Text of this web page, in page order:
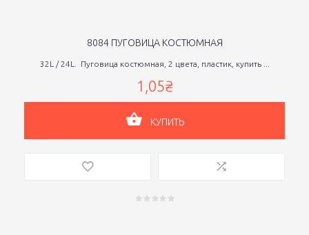
8084 ПУГОВИЦА КОСТЮМНАЯ
32L / 24L. Пуговица костюмная, 2 цвета, пластик, купить ...
1,05₴
КУПИТЬ